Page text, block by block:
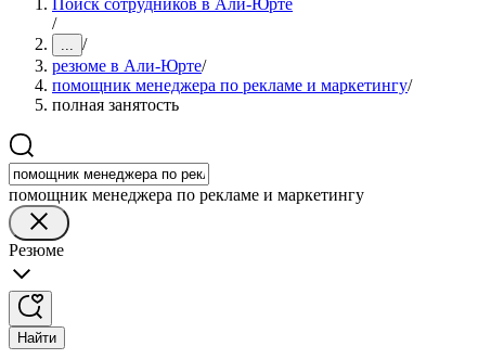
Поиск сотрудников в Али-Юрте
/
... /
резюме в Али-Юрте/
помощник менеджера по рекламе и маркетингу/
полная занятость
помощник менеджера по рекламе и маркетингу
Резюме
Найти